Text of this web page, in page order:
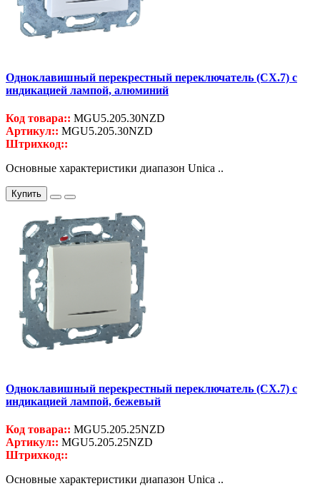
Одноклавишный перекрестный переключатель (СХ.7) с
индикацией лампой, алюминий
Код товара:: MGU5.205.30NZD
Артикул:: MGU5.205.30NZD
Штрихкод::
Основные характеристики диапазон Unica ..
Купить
Одноклавишный перекрестный переключатель (СХ.7) с
индикацией лампой, бежевый
Код товара:: MGU5.205.25NZD
Артикул:: MGU5.205.25NZD
Штрихкод::
Основные характеристики диапазон Unica ..